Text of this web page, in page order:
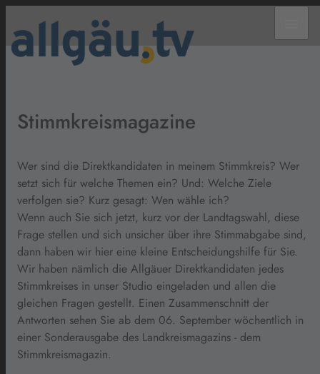
Stimmkreismagazine
Wer sind die Direktkandidaten in meinem Stimmkreis? Wer
setzt sich für welche Themen ein? Und: Welche Ziele
verfolgen sie? Kurz gesagt: Wen wähle ich?
Wenn auch Sie sich jetzt, kurz vor der Landtagswahl, diese
Frage stellen und sich unsicher über ihre Stimmabgabe sind,
dann haben wir hier eine kleine Entscheidungshilfe für Sie.
Wir haben nämlich die Allgäuer Direktkandidaten jedes
Stimmkreises in unser Studio eingeladen und allen die
gleichen Fragen gestellt. Einen Zusammenschnitt der
Antworten sehen Sie ab dem 06. September wöchentlich in
einer Sonderausgabe des Landkreismagazins - dem
Stimmkreismagazin.